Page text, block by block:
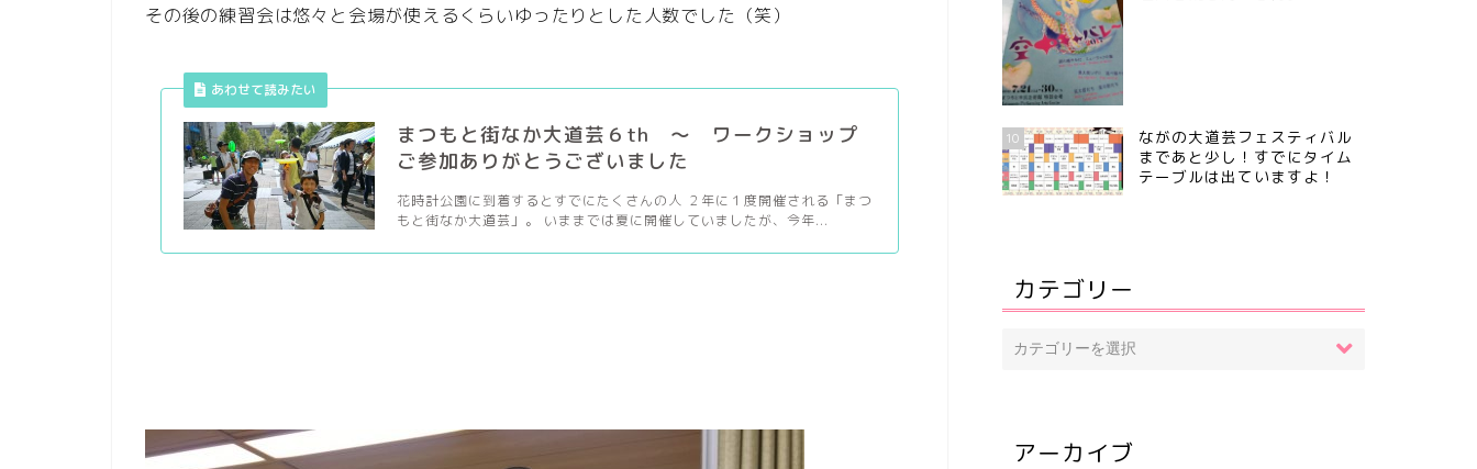
その後の練習会は悠々と会場が使えるくらいゆったりとした人数でした（笑）
あわせて読みたい
まつもと街なか大道芸６th ～ ワークショップ
ご参加ありがとうございました
花時計公園に到着するとすでにたくさんの人 ２年に１度開催される「まつ
もと街なか大道芸」。 いままでは夏に開催していましたが、今年...
10
ながの大道芸フェスティバル
まであと少し！すでにタイム
テーブルは出ていますよ！
カテゴリー
アーカイブ